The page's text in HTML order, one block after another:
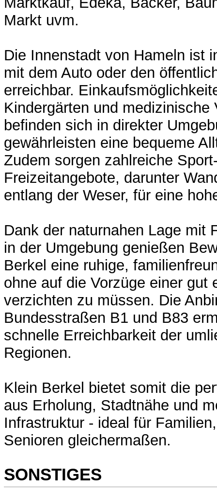
Markt uvm.
Die Innenstadt von Hameln ist
mit dem Auto oder den
erreichbar.
Kindergärten und medizinische
befinden sich in direkter
gewährleisten eine bequeme
Zudem sorgen zahlreiche
Freizeitangebote, darunter
entlang der Weser, für eine
Dank der naturnahen Lage mit
in der Umgebung genießen
Berkel eine ruhige,
ohne auf die Vorzüge einer gut
verzichten zu müssen. Die
Bundesstraßen B1 und B83
schnelle Erreichbarkeit der
Regionen.
Klein Berkel bietet somit die
aus Erholung, Stadtnähe und
Infrastruktur - ideal für
Senioren gleichermaßen.
SONSTIGES